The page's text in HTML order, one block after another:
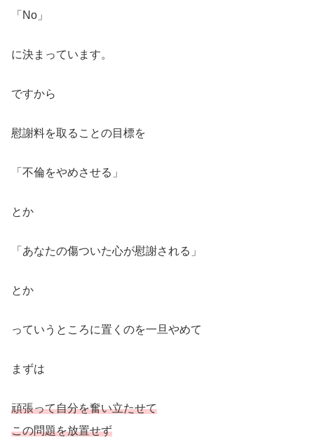
「No」
に決まっています。
ですから
慰謝料を取ることの目標を
「不倫をやめさせる」
とか
「あなたの傷ついた心が慰謝される」
とか
っていうところに置くのを一旦やめて
まずは
頑張って自分を奮い立たせて
この問題を放置せず